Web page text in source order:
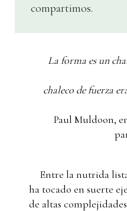
compartimos.
La forma es un
chaleco de fuerza
Paul Muldoon,
Entre la nutrida
ha tocado en suerte
de altas